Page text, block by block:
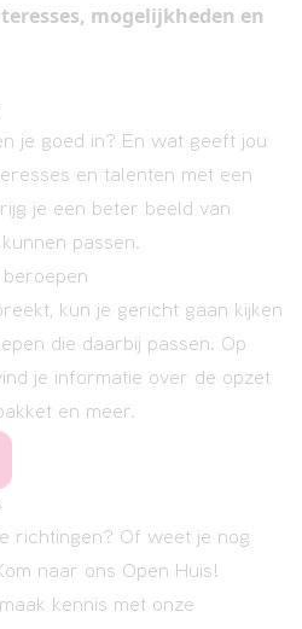
mogelijkheden en
je goed in? En wat geeft jou
en talenten met een
je een beter beeld van
passen.
kun je gericht gaan kijken
die daarbij passen. Op
je informatie over de opzet
en meer.
richtingen? Of weet je nog
naar ons Open Huis!
kennis met onze